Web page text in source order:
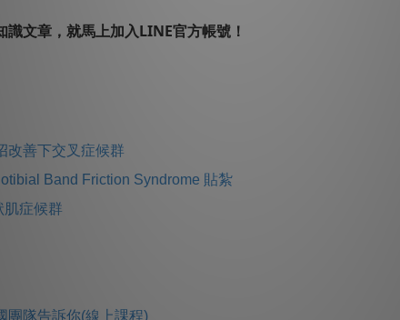
文章，就馬上加入LINE官方帳號！
改善下交叉症候群
Band Friction Syndrome 貼紮
肌症候群
團隊告訴你(線上課程)